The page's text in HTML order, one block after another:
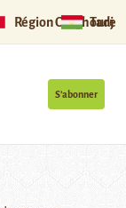
Région Ouïghoure
S’abonner